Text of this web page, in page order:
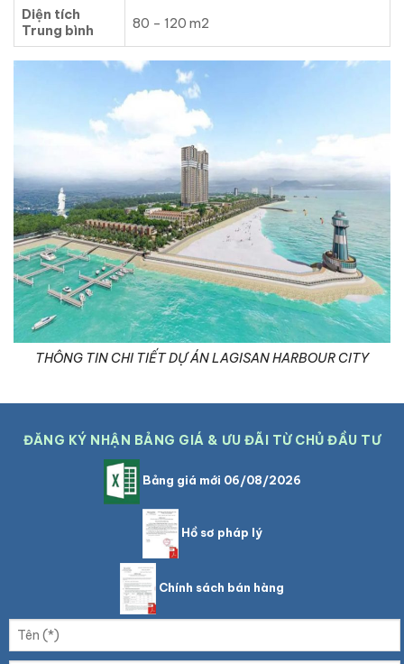
Diện tích
Trung bình
80 – 120 m2
THÔNG TIN CHI TIẾT DỰ ÁN LAGISAN HARBOUR CITY
ĐĂNG KÝ NHẬN BẢNG GIÁ & ƯU ĐÃI TỪ CHỦ ĐẦU TƯ
Bảng giá mới 06/08/2026
Hồ sơ pháp lý
Chính sách bán hàng